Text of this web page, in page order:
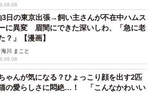
3日の東京出張→飼い主さんが不在中ハムス
に異変 眉間にできた深いしわ、「急に老
？」【漫画】
海川 まこと
ゃんが気になる？ひょっこり顔を出す2匹
の愛らしさに悶絶…！ 「こんなかわいい